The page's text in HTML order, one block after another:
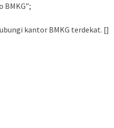
BMKG”;
kantor BMKG terdekat. []